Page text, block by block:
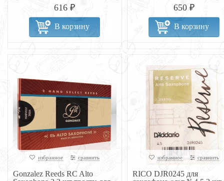
616 ₽
В корзину
650 ₽
В корзину
избранное сравнить
Gonzalez Reeds RC Alto
избранное сравнить
RICO DJR0245 для